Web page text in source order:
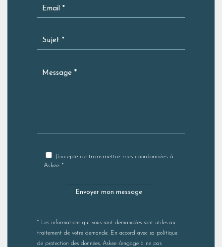
J'accepte de transmettre mes coordonnées à
Askee *
* Les informations qui vous sont demandées sont utiles au
traitement de votre demande. En accord avec sa politique
de protection des données, Askee s'engage à ne pas